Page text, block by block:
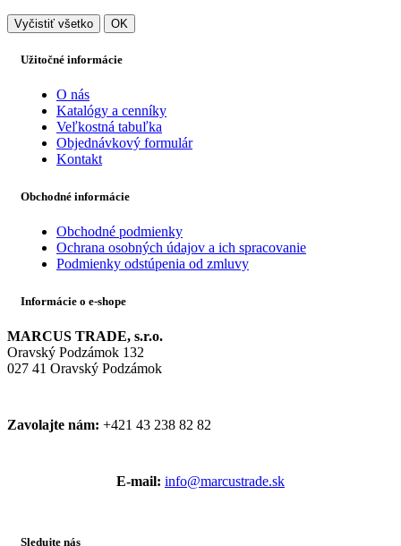
Vyčistiť všetko OK
Užitočné informácie
O nás
Katalógy a cenníky
Veľkostná tabuľka
Objednávkový formulár
Kontakt
Obchodné informácie
Obchodné podmienky
Ochrana osobných údajov a ich spracovanie
Podmienky odstúpenia od zmluvy
Informácie o e-shope
MARCUS TRADE, s.r.o.
Oravský Podzámok 132
027 41 Oravský Podzámok
Zavolajte nám: +421 43 238 82 82
E-mail: info@marcustrade.sk
Sledujte nás